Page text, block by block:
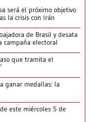
será el próximo objetivo
la crisis con Irán
de Brasil y desata
campaña electoral
que tramita el
ganar medallas: la
este miércoles 5 de